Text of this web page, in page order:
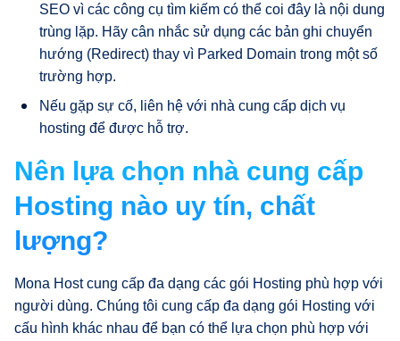
SEO vì các công cụ tìm kiếm có thể coi đây là nội dung
trùng lặp. Hãy cân nhắc sử dụng các bản ghi chuyển
hướng (Redirect) thay vì Parked Domain trong một số
trường hợp.
Nếu gặp sự cố, liên hệ với nhà cung cấp dịch vụ
hosting để được hỗ trợ.
Nên lựa chọn nhà cung cấp
Hosting nào uy tín, chất
lượng?
Mona Host cung cấp đa dạng các gói Hosting phù hợp với
người dùng. Chúng tôi cung cấp đa dạng gói Hosting với
cấu hình khác nhau để bạn có thể lựa chọn phù hợp với